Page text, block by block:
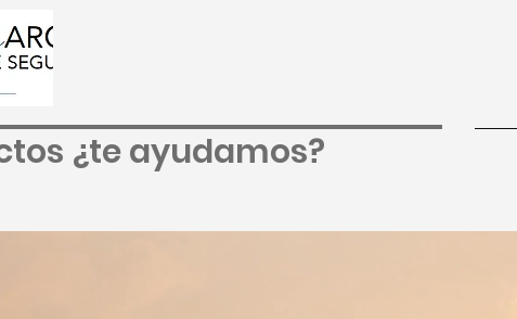
¿te ayudamos?